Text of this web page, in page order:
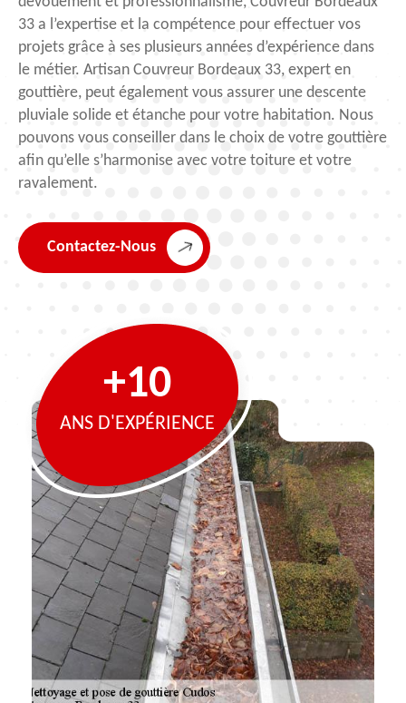
33 a l’expertise et la compétence pour effectuer vos
projets grâce à ses plusieurs années d’expérience dans
le métier. Artisan Couvreur Bordeaux 33, expert en
gouttière, peut également vous assurer une descente
pluviale solide et étanche pour votre habitation. Nous
pouvons vous conseiller dans le choix de votre gouttière
afin qu’elle s’harmonise avec votre toiture et votre
ravalement.
Contactez-Nous
+10
ANS D'EXPÉRIENCE